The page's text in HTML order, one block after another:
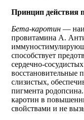
Принцип действия
Бета-каротин —
провитамина А.
способствует
сердечно-
восстановительные
слизистых,
пигмента
каротин в
свойствами и не